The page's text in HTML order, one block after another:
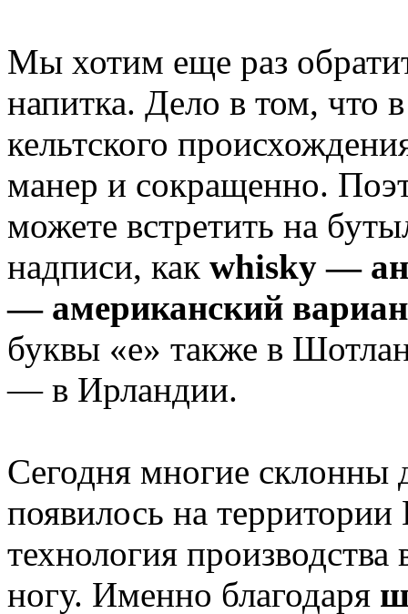
Мы хотим еще раз
напитка. Дело в том, что
кельтского
манер и сокращенно.
можете встретить на
надписи, как whisky —
— американский
буквы «е» также в
— в Ирландии.
Сегодня многие склонны
появилось на
технология
ногу. Именно благодаря